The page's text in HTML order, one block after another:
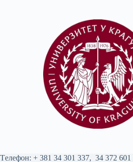
Tелефон: + 381 34 301 337, 34 372 601